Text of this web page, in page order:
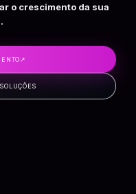
o crescimento da sua
↗